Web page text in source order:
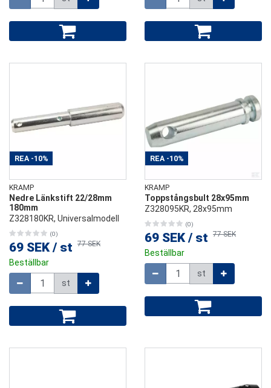
REA -10%
KRAMP
Nedre Länkstift 22/28mm
180mm
Z328180KR, Universalmodell
(0)
69 SEK / st 77 SEK
Beställbar
st
REA -10%
KRAMP
Toppstångsbult 28x95mm
Z328095KR, 28x95mm
(0)
69 SEK / st 77 SEK
Beställbar
st